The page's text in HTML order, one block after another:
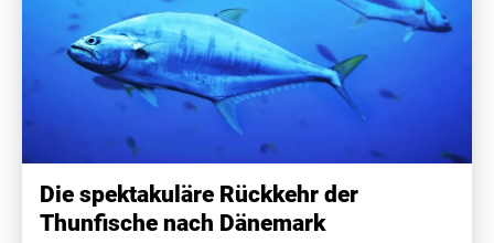
Die spektakuläre Rückkehr der
Thunfische nach Dänemark